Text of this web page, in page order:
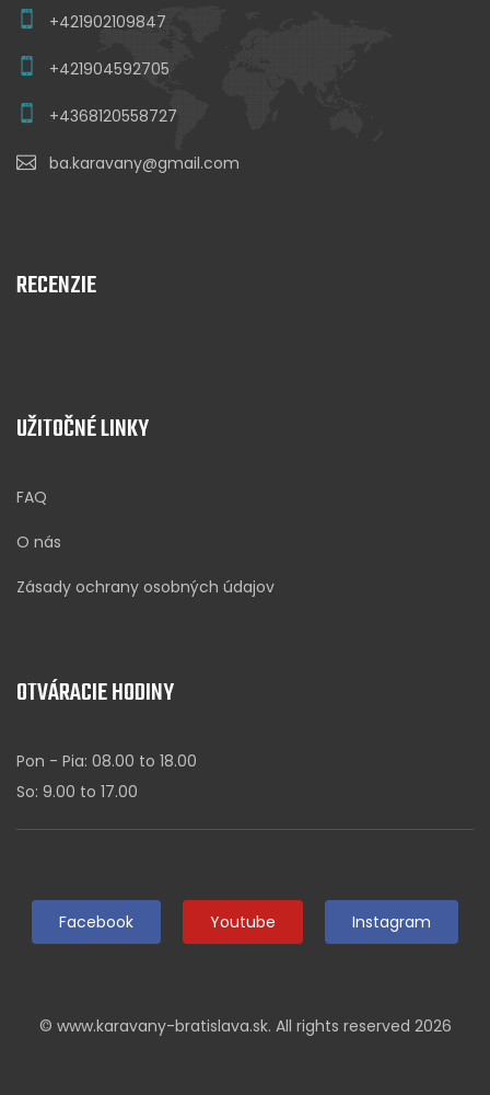
+421902109847
+421904592705
+4368120558727
ba.karavany@gmail.com
RECENZIE
UŽITOČNÉ LINKY
FAQ
O nás
Zásady ochrany osobných údajov
OTVÁRACIE HODINY
Pon - Pia: 08.00 to 18.00
So: 9.00 to 17.00
Facebook Youtube Instagram
© www.karavany-bratislava.sk. All rights reserved 2026